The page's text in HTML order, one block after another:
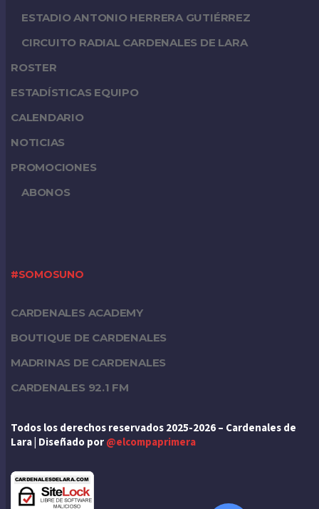
ESTADIO ANTONIO HERRERA GUTIÉRREZ
CIRCUITO RADIAL CARDENALES DE LARA
ROSTER
ESTADÍSTICAS EQUIPO
CALENDARIO
NOTICIAS
PROMOCIONES
ABONOS
#SOMOSUNO
CARDENALES ACADEMY
BOUTIQUE DE CARDENALES
MADRINAS DE CARDENALES
CARDENALES 92.1 FM
Todos los derechos reservados 2025-2026 – Cardenales de
Lara | Diseñado por@elcompaprimera